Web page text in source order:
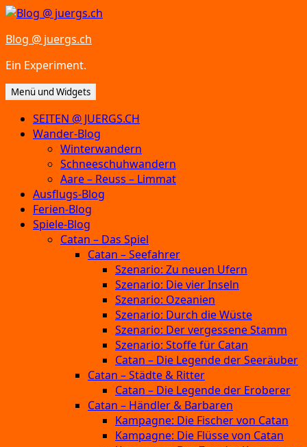
Zum
springen
Blog @ juergs.ch
Ein Experiment.
Menü und Widgets
SEITEN @ JUERGS.CH
Wander-Blog
Winterwandern
Schneeschuhwandern
Aare – Reuss – Limmat
Ausflugs-Blog
Ferien-Blog
Spiele-Blog
Catan – Das Spiel
Catan – Seefahrer
Szenario: Zu neuen Ufern
Szenario: Die vier Inseln
Szenario: Ozeanien
Szenario: Durch die Wüste
Szenario: Der vergessene Stamm
Szenario: Stoffe für Catan
Catan – Die Legende der Seeräuber
Catan – Städte & Ritter
Catan – Die Legende der Eroberer
Catan – Händler & Barbaren
Kampagne: Die Fischer von Catan
Kampagne: Die Flüsse von Catan